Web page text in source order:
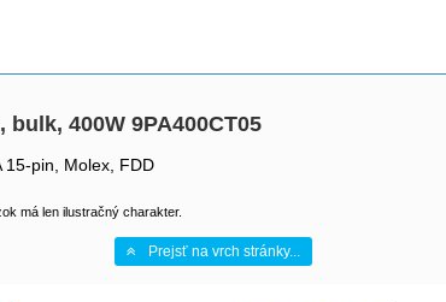
bulk, 400W 9PA400CT05
15-pin, Molex, FDD
má len ilustračný charakter.
Prejsť na vrch stránky...